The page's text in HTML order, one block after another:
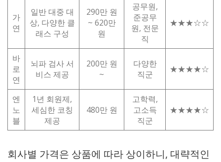
가
연
일반 대중 대
상, 다양한 클
래스 구성
290만 원
~ 620만
원
공무원,
준공무
원, 전문
직
★★★☆☆
바
로
연
뇌파 검사 서
비스 제공
200만 원
~
다양한
직군
★★★★☆
엔
노
블
1년 회원제,
세심한 코칭
제공
480만 원
고학력,
고소득
직군
★★★★☆
회사별 가격은 상품에 따라 상이하니, 대략적인